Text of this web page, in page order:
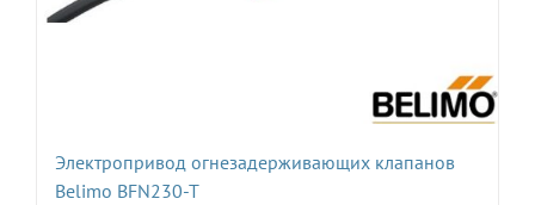
Электропривод огнезадерживающих клапанов
Belimo BFN230-T